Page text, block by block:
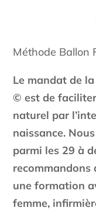
Méthode Ballon
Le mandat de
© est de
naturel par
naissance.
parmi les 29 à
recommandons
une formation
femme,